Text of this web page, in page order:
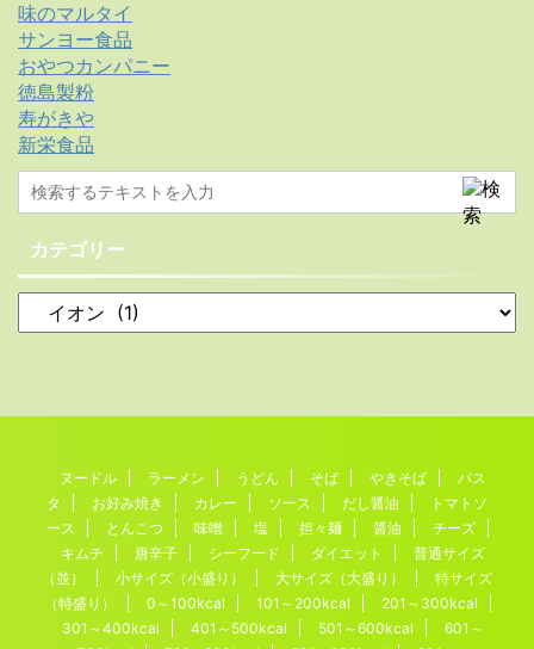
味のマルタイ
サンヨー食品
おやつカンパニー
徳島製粉
寿がきや
新栄食品
カテゴリー
ヌードル ラーメン うどん そば やきそば
パス
タ
お好み焼き カレー ソース だし醤油
トマトソ
ース
とんこつ 味噌 塩 担々麺 醤油
チーズ
キムチ
唐辛子 シーフード ダイエット
普通サイズ
（並）
小サイズ（小盛り） 大サイズ（大盛り）
特サイズ
（特盛り）
0～100kcal 101～200kcal
201～300kcal
301～400kcal
401～500kcal 501～600kcal
601～